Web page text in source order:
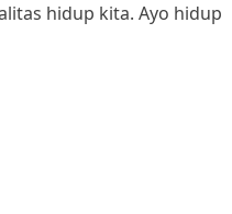
hidup kita. Ayo hidup